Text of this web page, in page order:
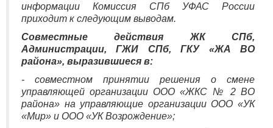
информации Комиссия СПб УФАС России
приходит к следующим выводам.
Совместные действия ЖК СПб,
Администрации, ГЖИ СПб, ГКУ «ЖА ВО
района», выразившиеся в:
- совместном принятии решения о смене
управляющей организации ООО «ЖКС № 2 ВО
района» на управляющие организации ООО «УК
«Мир» и ООО «УК Возрождение»;